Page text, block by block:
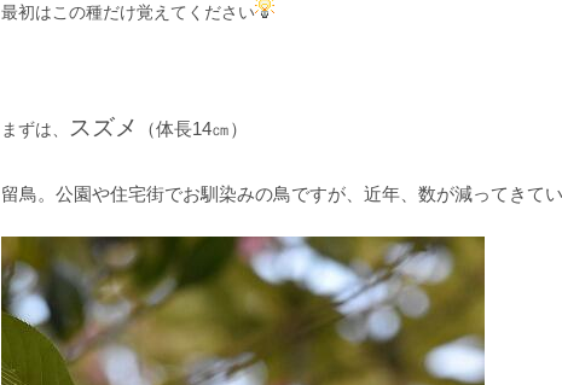
最初はこの種だけ覚えてください
まずは、 スズメ （体長14㎝）
留鳥。公園や住宅街でお馴染みの鳥ですが、近年、数が減ってきて